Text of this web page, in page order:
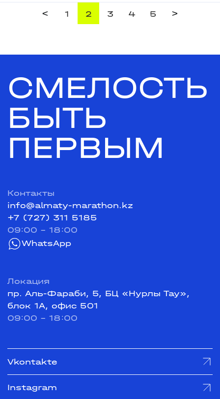
< 1 2 3 4 5 >
СМЕЛОСТЬ
БЫТЬ
ПЕРВЫМ
Контакты
info@almaty-marathon.kz
+7 (727) 311 5185
09:00 - 18:00
WhatsApp
Локация
пр. Аль-Фараби, 5, БЦ «Нурлы Тау»,
блок 1А, офис 501
09:00 - 18:00
Vkontakte
Instagram